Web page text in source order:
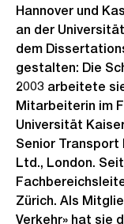
Hannover und
an der
dem
gestalten: Die
2003 arbeitete
Mitarbeiterin im
Universität
Senior Transport
Ltd., London.
Zürich. Als
Verkehr» hat sie